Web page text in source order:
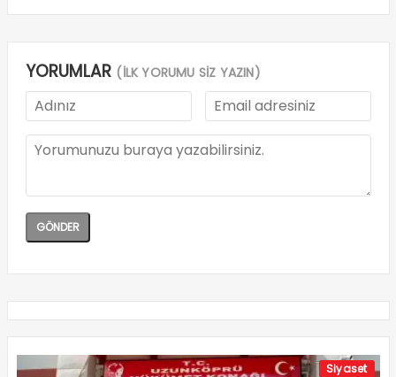
YORUMLAR (İLK YORUMU SİZ YAZIN)
Siyaset